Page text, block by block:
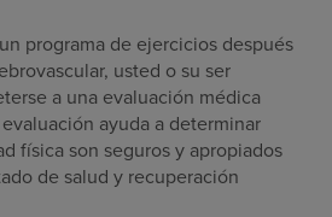
programa de ejercicios después
usted o su ser
a una evaluación médica
ayuda a determinar
física son seguros y apropiados
de salud y recuperación